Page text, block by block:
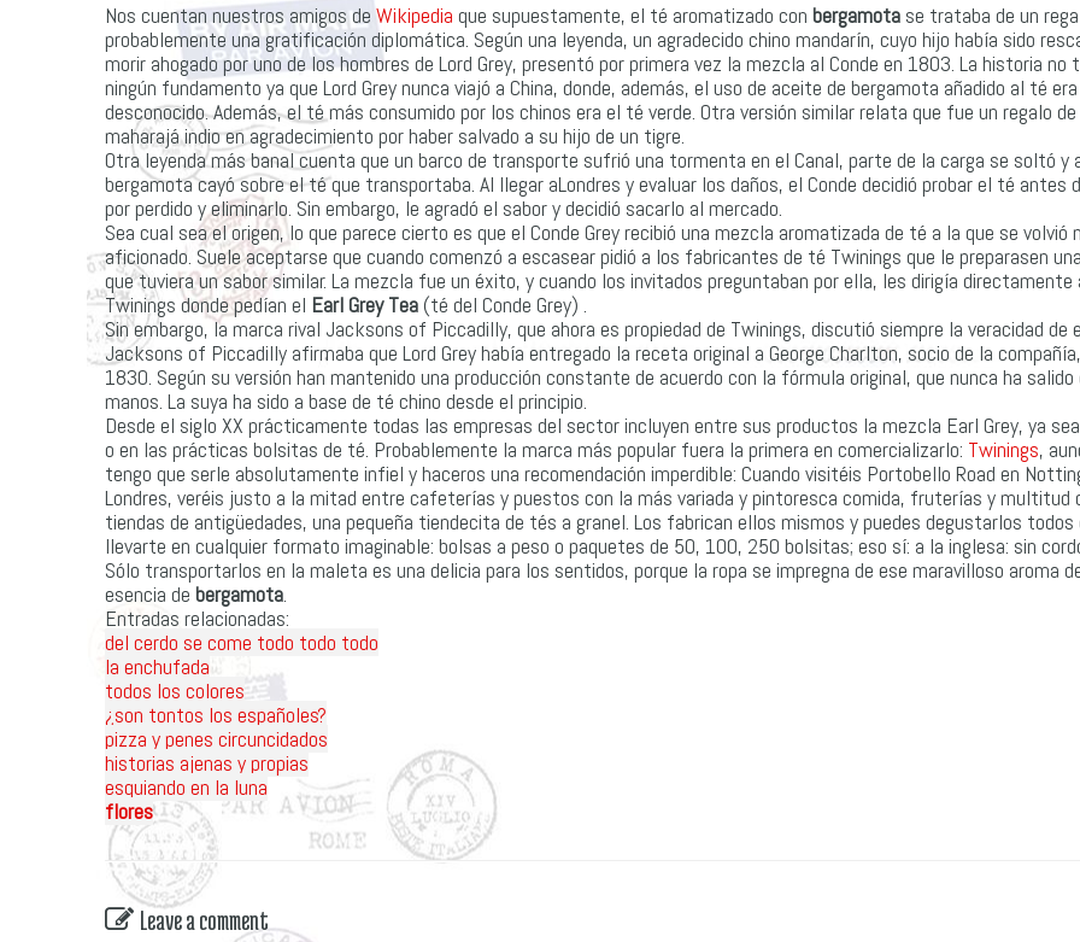
Nos cuentan nuestros amigos deWikipedia que supuestamente, el té aromatizado con bergamota se trataba de un
probablemente una gratificación diplomática. Según una leyenda, un agradecido chino mandarín, cuyo hijo había sido
morir ahogado por uno de los hombres de Lord Grey, presentó por primera vez la mezcla al Conde en 1803. La historia no
ningún fundamento ya que Lord Grey nunca viajó a China, donde, además, el uso de aceite de bergamota añadido al té era
desconocido. Además, el té más consumido por los chinos era el té verde. Otra versión similar relata que fue un regalo de
maharajá indio en agradecimiento por haber salvado a su hijo de un tigre.
Otra leyenda más banal cuenta que un barco de transporte sufrió una tormenta en el Canal, parte de la carga se soltó y
bergamota cayó sobre el té que transportaba. Al llegar aLondres y evaluar los daños, el Conde decidió probar el té antes
por perdido y eliminarlo. Sin embargo, le agradó el sabor y decidió sacarlo al mercado.
Sea cual sea el origen, lo que parece cierto es que el Conde Grey recibió una mezcla aromatizada de té a la que se volvió
aficionado. Suele aceptarse que cuando comenzó a escasear pidió a los fabricantes de té Twinings que le preparasen
que tuviera un sabor similar. La mezcla fue un éxito, y cuando los invitados preguntaban por ella, les dirigía directamente
Twinings donde pedían el Earl Grey Tea (té del Conde Grey) .
Sin embargo, la marca rival Jacksons of Piccadilly, que ahora es propiedad de Twinings, discutió siempre la veracidad de
Jacksons of Piccadilly afirmaba que Lord Grey había entregado la receta original a George Charlton, socio de la
1830. Según su versión han mantenido una producción constante de acuerdo con la fórmula original, que nunca ha salido
manos. La suya ha sido a base de té chino desde el principio.
Desde el siglo XX prácticamente todas las empresas del sector incluyen entre sus productos la mezcla Earl Grey, ya
o en las prácticas bolsitas de té. Probablemente la marca más popular fuera la primera en comercializarlo: Twinings,
tengo que serle absolutamente infiel y haceros una recomendación imperdible: Cuando visitéis Portobello Road en
Londres, veréis justo a la mitad entre cafeterías y puestos con la más variada y pintoresca comida, fruterías y multitud
tiendas de antigüedades, una pequeña tiendecita de tés a granel. Los fabrican ellos mismos y puedes degustarlos todos
llevarte en cualquier formato imaginable: bolsas a peso o paquetes de 50, 100, 250 bolsitas; eso sí: a la inglesa: sin
Sólo transportarlos en la maleta es una delicia para los sentidos, porque la ropa se impregna de ese maravilloso aroma
esencia de bergamota.
Entradas relacionadas:
del cerdo se come todo todo todo
la enchufada
todos los colores
¿son tontos los españoles?
pizza y penes circuncidados
historias ajenas y propias
esquiando en la luna
flores
Leave a comment